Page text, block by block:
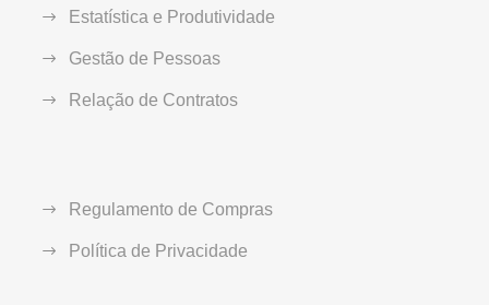
Estatística e Produtividade
Gestão de Pessoas
Relação de Contratos
Regulamento de Compras
Política de Privacidade